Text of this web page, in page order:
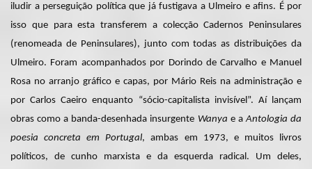
iludir a perseguição política que já fustigava a Ulmeiro e afins. É por
isso que para esta transferem a colecção Cadernos Peninsulares
(renomeada de Peninsulares), junto com todas as distribuições da
Ulmeiro. Foram acompanhados por Dorindo de Carvalho e Manuel
Rosa no arranjo gráfico e capas, por Mário Reis na administração e
por Carlos Caeiro enquanto “sócio-capitalista invisível”. Aí lançam
obras como a banda-desenhada insurgente Wanya e aAntologia da
poesia concreta em Portugal, ambas em 1973, e muitos livros
políticos, de cunho marxista e da esquerda radical. Um deles,